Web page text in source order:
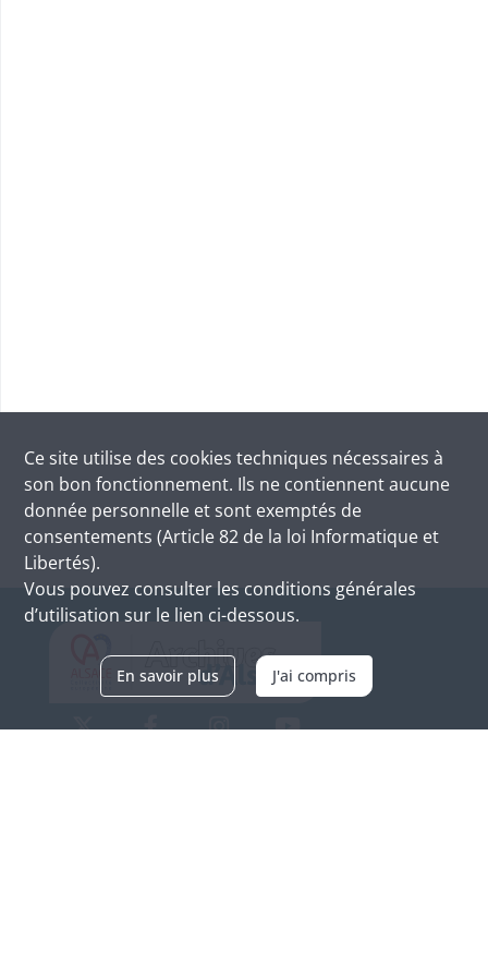
Ce site utilise des cookies techniques nécessaires à
son bon fonctionnement. Ils ne contiennent aucune
donnée personnelle et sont exemptés de
consentements (Article 82 de la loi Informatique et
Libertés).
Vous pouvez consulter les conditions générales
d’utilisation sur le lien ci-dessous.
En savoir plus J'ai compris